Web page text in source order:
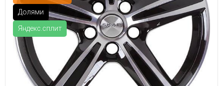
Долями
Яндекс.сплит